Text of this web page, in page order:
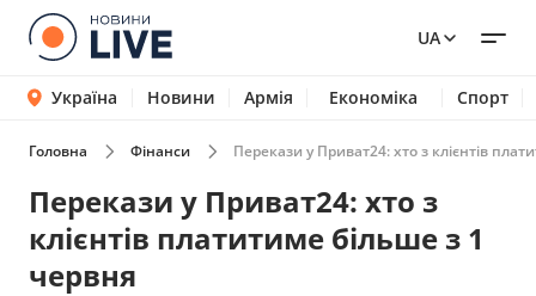
UA
Україна Новини Армія Економіка Спорт
Головна Фінанси Перекази у Приват24: хто з клієнтів
Перекази у Приват24: хто з
клієнтів платитиме більше з 1
червня